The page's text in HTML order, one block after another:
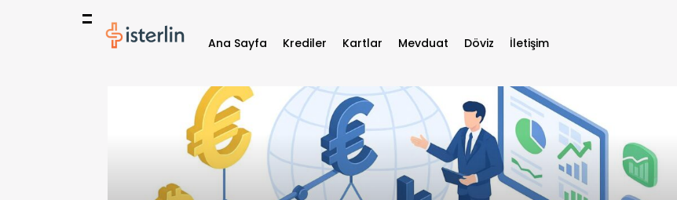
Ana Sayfa Krediler Kartlar Mevduat Döviz İletişim